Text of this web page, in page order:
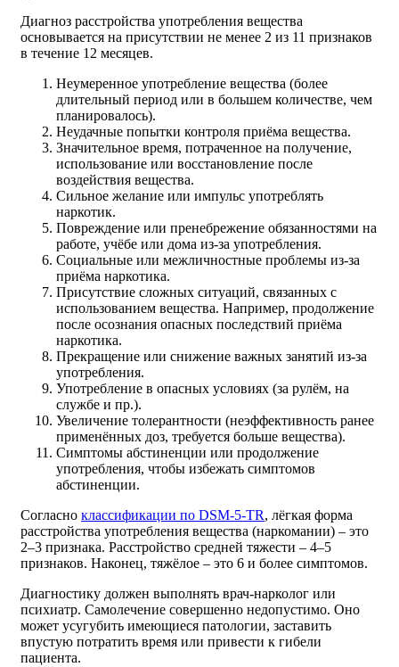
Диагноз расстройства употребления вещества
основывается на присутствии не менее 2 из 11 признаков
в течение 12 месяцев.
Неумеренное употребление вещества (более
длительный период или в большем количестве, чем
планировалось).
Неудачные попытки контроля приёма вещества.
Значительное время, потраченное на получение,
использование или восстановление после
воздействия вещества.
Сильное желание или импульс употреблять
наркотик.
Повреждение или пренебрежение обязанностями на
работе, учёбе или дома из-за употребления.
Социальные или межличностные проблемы из-за
приёма наркотика.
Присутствие сложных ситуаций, связанных с
использованием вещества. Например, продолжение
после осознания опасных последствий приёма
наркотика.
Прекращение или снижение важных занятий из-за
употребления.
Употребление в опасных условиях (за рулём, на
службе и пр.).
Увеличение толерантности (неэффективность ранее
применённых доз, требуется больше вещества).
Симптомы абстиненции или продолжение
употребления, чтобы избежать симптомов
абстиненции.
Согласно классификации по DSM-5-TR, лёгкая форма
расстройства употребления вещества (наркомании) – это
2–3 признака. Расстройство средней тяжести – 4–5
признаков. Наконец, тяжёлое – это 6 и более симптомов.
Диагностику должен выполнять врач-нарколог или
психиатр. Самолечение совершенно недопустимо. Оно
может усугубить имеющиеся патологии, заставить
впустую потратить время или привести к гибели
пациента.